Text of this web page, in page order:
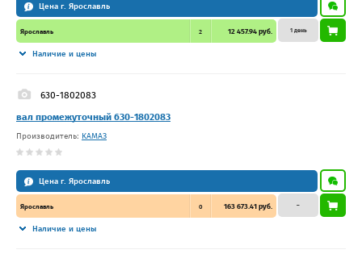
Цена г. Ярославль
Ярославль 2 12 457.94 руб.
Наличие и цены
1 день
630-1802083
вал промежуточный 630-1802083
Производитель: КАМАЗ
Цена г. Ярославль
Ярославль 0 163 673.41 руб.
Наличие и цены
–